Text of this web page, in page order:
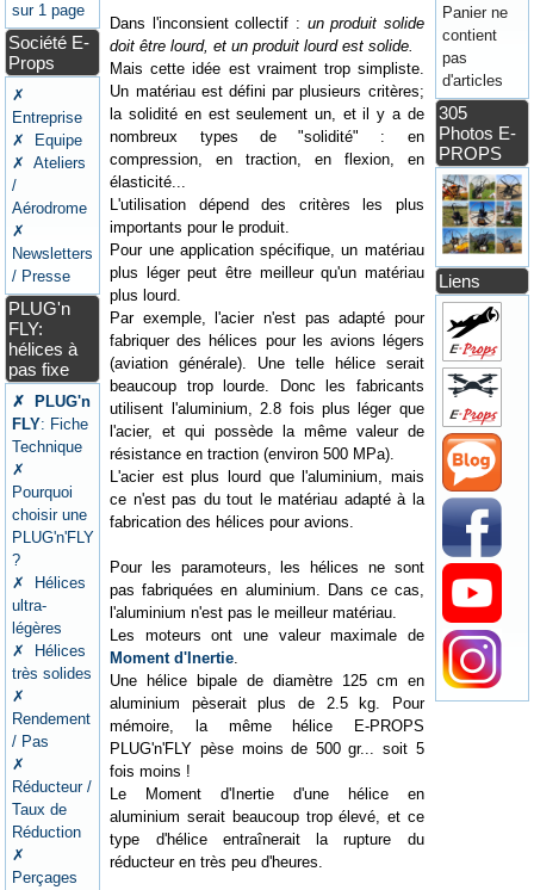
sur 1 page
Société E-
Props
✗
Entreprise
✗ Equipe
✗ Ateliers
/
Aérodrome
✗
Newsletters
/ Presse
PLUG'n
FLY:
hélices à
pas fixe
✗ PLUG'n
FLY: Fiche
Technique
✗
Pourquoi
choisir une
PLUG'n'FLY
?
✗ Hélices
ultra-
légères
✗ Hélices
très solides
✗
Rendement
/ Pas
✗
Réducteur /
Taux de
Réduction
✗
Perçages
Dans l'inconsient collectif : un produit solide
doit être lourd, et un produit lourd est solide.
Mais cette idée est vraiment trop simpliste.
Un matériau est défini par plusieurs critères;
la solidité en est seulement un, et il y a de
nombreux types de "solidité" : en
compression, en traction, en flexion, en
élasticité...
L'utilisation dépend des critères les plus
importants pour le produit.
Pour une application spécifique, un matériau
plus léger peut être meilleur qu'un matériau
plus lourd.
Par exemple, l'acier n'est pas adapté pour
fabriquer des hélices pour les avions légers
(aviation générale). Une telle hélice serait
beaucoup trop lourde. Donc les fabricants
utilisent l'aluminium, 2.8 fois plus léger que
l'acier, et qui possède la même valeur de
résistance en traction (environ 500 MPa).
L'acier est plus lourd que l'aluminium, mais
ce n'est pas du tout le matériau adapté à la
fabrication des hélices pour avions.
Pour les paramoteurs, les hélices ne sont
pas fabriquées en aluminium. Dans ce cas,
l'aluminium n'est pas le meilleur matériau.
Les moteurs ont une valeur maximale de
Moment d'Inertie.
Une hélice bipale de diamètre 125 cm en
aluminium pèserait plus de 2.5 kg. Pour
mémoire, la même hélice E-PROPS
PLUG'n'FLY pèse moins de 500 gr... soit 5
fois moins !
Le Moment d'Inertie d'une hélice en
aluminium serait beaucoup trop élevé, et ce
type d'hélice entraînerait la rupture du
réducteur en très peu d'heures.
Panier ne
contient
pas
d'articles
305
Photos E-
PROPS
Liens